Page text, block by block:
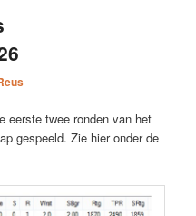
eerste twee ronden van het
gespeeld. Zie hier onder de